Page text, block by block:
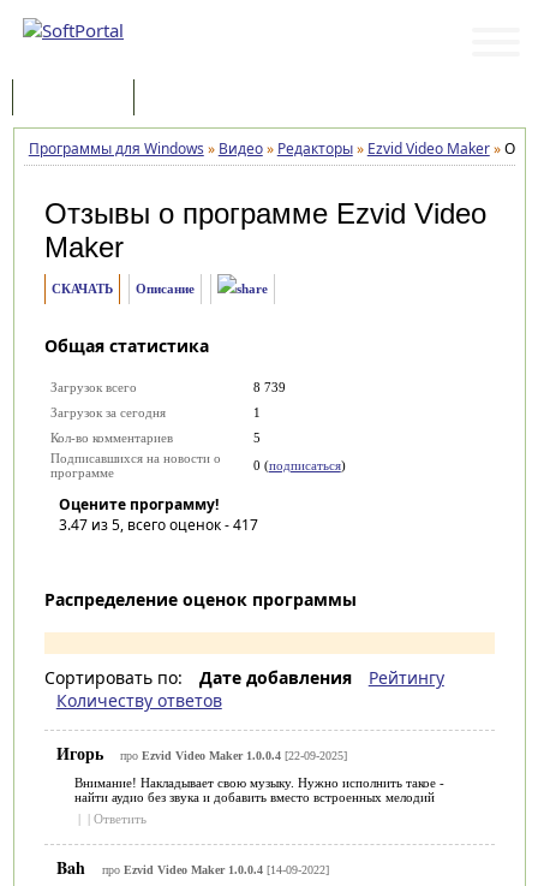
Программы для Windows » Видео» Редакторы» Ezvid Video Maker»
Отзывы о программе Ezvid Video
Maker
СКАЧАТЬ Описание
Общая статистика
Загрузок всего
8 739
Загрузок за сегодня
1
Кол-во комментариев
5
Подписавшихся на новости о
программе
0 (подписаться)
Оцените программу!
3.47из 5, всего оценок -417
Распределение оценок программы
Сортировать по: Дате добавления
Рейтингу
Количеству ответов
Игорь про Ezvid Video Maker 1.0.0.4[22-09-2025]
Внимание! Накладывает свою музыку. Нужно исполнить такое -
найти аудио без звука и добавить вместо встроенных мелодий
| | Ответить
Bah про Ezvid Video Maker 1.0.0.4[14-09-2022]